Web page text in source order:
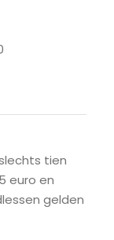
tien
euro en
gelden